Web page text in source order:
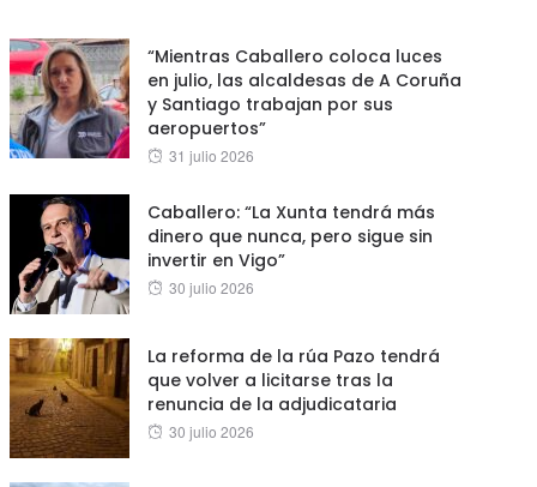
“Mientras Caballero coloca luces
en julio, las alcaldesas de A Coruña
y Santiago trabajan por sus
aeropuertos”
Posted
31 julio 2026
Caballero: “La Xunta tendrá más
dinero que nunca, pero sigue sin
invertir en Vigo”
Posted
30 julio 2026
La reforma de la rúa Pazo tendrá
que volver a licitarse tras la
renuncia de la adjudicataria
Posted
30 julio 2026